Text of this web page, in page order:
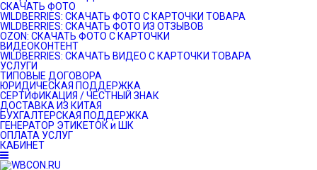
СКАЧАТЬ ФОТО
WILDBERRIES: СКАЧАТЬ ФОТО С КАРТОЧКИ ТОВАРА
WILDBERRIES: СКАЧАТЬ ФОТО ИЗ ОТЗЫВОВ
OZON: СКАЧАТЬ ФОТО С КАРТОЧКИ
ВИДЕОКОНТЕНТ
WILDBERRIES: СКАЧАТЬ ВИДЕО С КАРТОЧКИ ТОВАРА
УСЛУГИ
ТИПОВЫЕ ДОГОВОРА
ЮРИДИЧЕСКАЯ ПОДДЕРЖКА
СЕРТИФИКАЦИЯ / ЧЕСТНЫЙ ЗНАК
ДОСТАВКА ИЗ КИТАЯ
БУХГАЛТЕРСКАЯ ПОДДЕРЖКА
ГЕНЕРАТОР ЭТИКЕТОК и ШК
ОПЛАТА УСЛУГ
КАБИНЕТ